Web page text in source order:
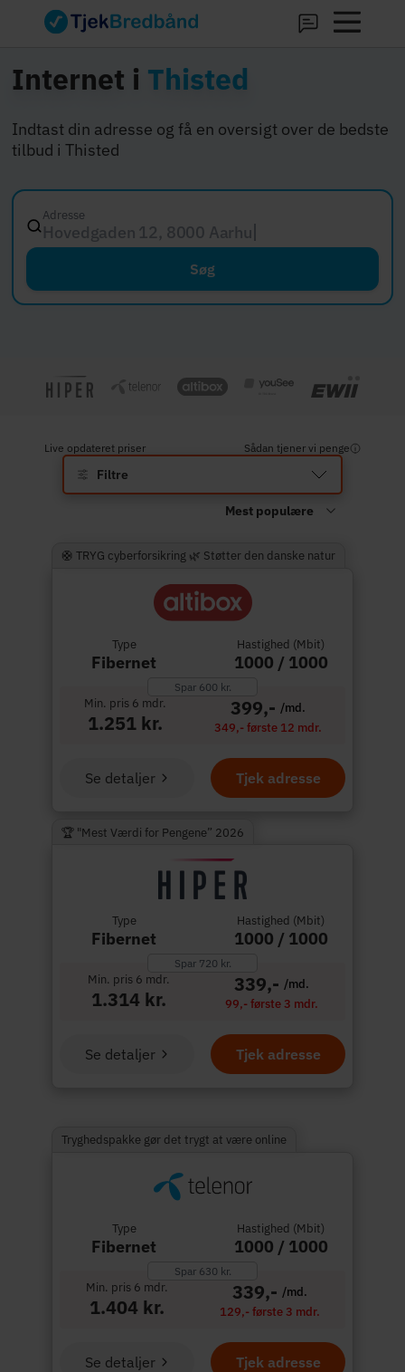
Internet i Thisted
Indtast din adresse og få en oversigt over de bedste
tilbud i Thisted
Adresse
Hovedgaden 12, 8000 Aarhus C
Søg
Live opdateret priser Sådan tjener vi penge
Filtre
🛟 TRYG cyberforsikring 🌿 Støtter den danske natur
Type
Fibernet
Hastighed (Mbit)
1000 / 1000
Spar 600 kr.
Min. pris 6 mdr.
1.251 kr.
399,- /md.
349,- første 12 mdr.
Tjek adresse
Se detaljer
🏆 "Mest Værdi for Pengene” 2026
Type
Fibernet
Hastighed (Mbit)
1000 / 1000
Spar 720 kr.
Min. pris 6 mdr.
1.314 kr.
339,- /md.
99,- første 3 mdr.
Tjek adresse
Se detaljer
Tryghedspakke gør det trygt at være online
Type
Fibernet
Hastighed (Mbit)
1000 / 1000
Spar 630 kr.
Min. pris 6 mdr.
1.404 kr.
339,- /md.
129,- første 3 mdr.
Tjek adresse
Se detaljer